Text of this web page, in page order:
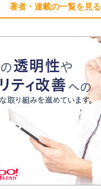
著者・連載の一覧を見る